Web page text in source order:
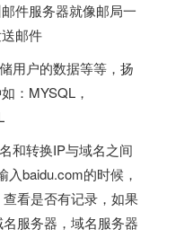
件服务器就像邮局一
邮件
用户的数据等等，扬
：MYSQL，
和转换IP与域名之间
baidu.com的时候，
看是否有记录，如果
服务器，域名服务器